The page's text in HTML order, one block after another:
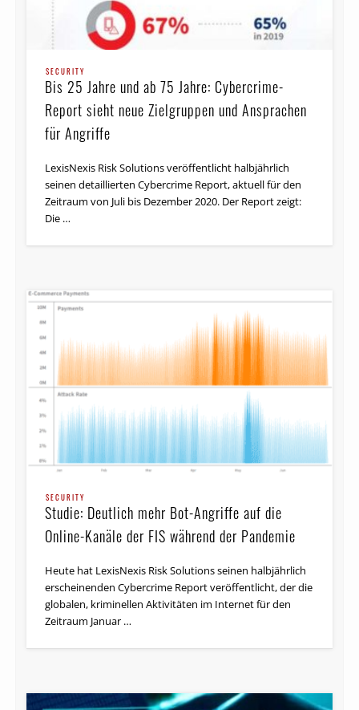
SECURITY
Bis 25 Jahre und ab 75 Jahre: Cybercrime-
Report sieht neue Zielgruppen und Ansprachen
für Angriffe
LexisNexis Risk Solutions veröffentlicht halbjährlich
seinen detaillierten Cybercrime Report, aktuell für den
Zeitraum von Juli bis Dezember 2020. Der Report zeigt:
Die …
SECURITY
Studie: Deutlich mehr Bot-Angriffe auf die
Online-Kanäle der FIS während der Pandemie
Heute hat LexisNexis Risk Solutions seinen halbjährlich
erscheinenden Cybercrime Report veröffentlicht, der die
globalen, kriminellen Aktivitäten im Internet für den
Zeitraum Januar …